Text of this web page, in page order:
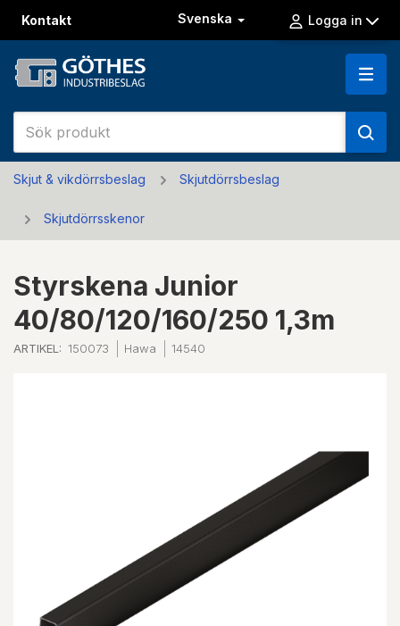
Kontakt Svenska Logga in
Skjut & vikdörrsbeslag Skjutdörrsbeslag
Skjutdörrsskenor
Styrskena Junior
40/80/120/160/250 1,3m
ARTIKEL: 150073 Hawa 14540